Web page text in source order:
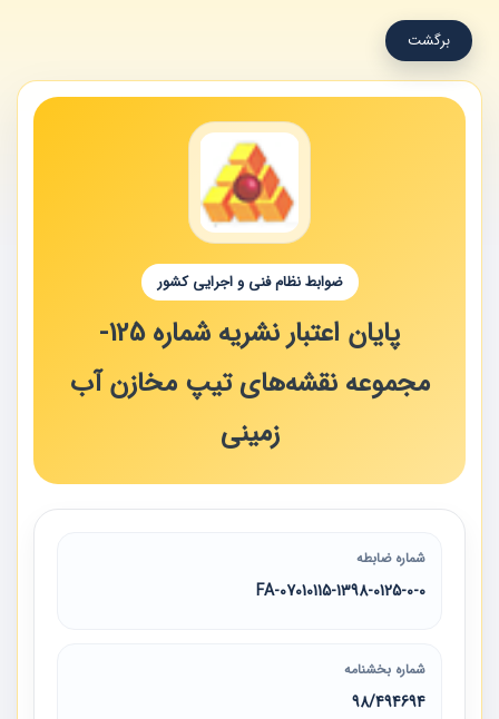
برگشت
ضوابط نظام فنی و اجرایی کشور
پایان اعتبار نشریه شماره 125‏-
مجموعه نقشه‌های تیپ مخازن آب
زمینی
شماره ضابطه
07010115-1398-0125-0-0-FA
شماره بخشنامه
98/494694